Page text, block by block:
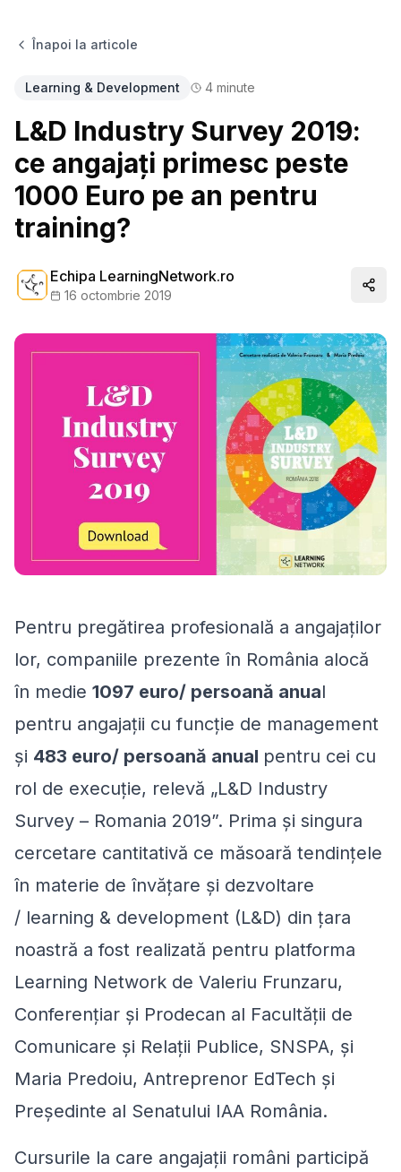
Înapoi la articole
Learning & Development 4 minute
L&D Industry Survey 2019:
ce angajați primesc peste
1000 Euro pe an pentru
training?
Echipa LearningNetwork.ro
16 octombrie 2019
Pentru pregătirea profesională a angajaților
lor, companiile prezente în România alocă
în medie 1097 euro/ persoană anual
pentru angajații cu funcție de management
și 483 euro/ persoană anual pentru cei cu
rol de execuție, relevă „L&D Industry
Survey – Romania 2019”. Prima și singura
cercetare cantitativă ce măsoară tendințele
în materie de învățare și dezvoltare
/ learning & development (L&D) din țara
noastră a fost realizată pentru platforma
Learning Network de Valeriu Frunzaru,
Conferențiar și Prodecan al Facultății de
Comunicare și Relații Publice, SNSPA, și
Maria Predoiu, Antreprenor EdTech și
Președinte al Senatului IAA România.
Cursurile la care angajații români participă